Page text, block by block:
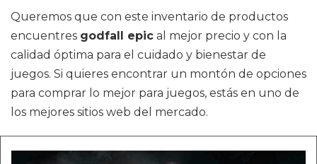
Queremos que con este inventario de productos
encuentres godfall epic al mejor precio y con la
calidad óptima para el cuidado y bienestar de
juegos. Si quieres encontrar un montón de opciones
para comprar lo mejor para juegos, estás en uno de
los mejores sitios web del mercado.